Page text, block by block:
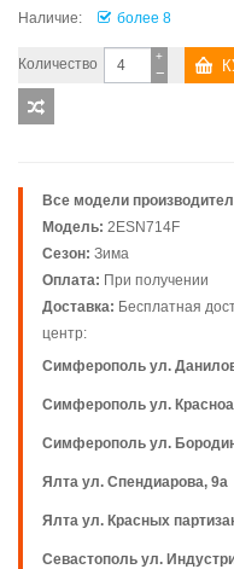
Наличие: более 8
Количество −
+
Все модели
Модель: 2ESN714F
Сезон: Зима
Оплата: При получении
Доставка: Бесплатная
центр:
Симферополь ул.
Симферополь ул.
Симферополь ул.
Ялта ул. Спендиарова, 9а
Ялта ул. Красных
Севастополь ул.